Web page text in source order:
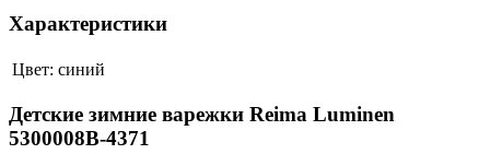
Характеристики
Цвет: синий
Детские зимние варежки Reima Luminen
5300008B-4371